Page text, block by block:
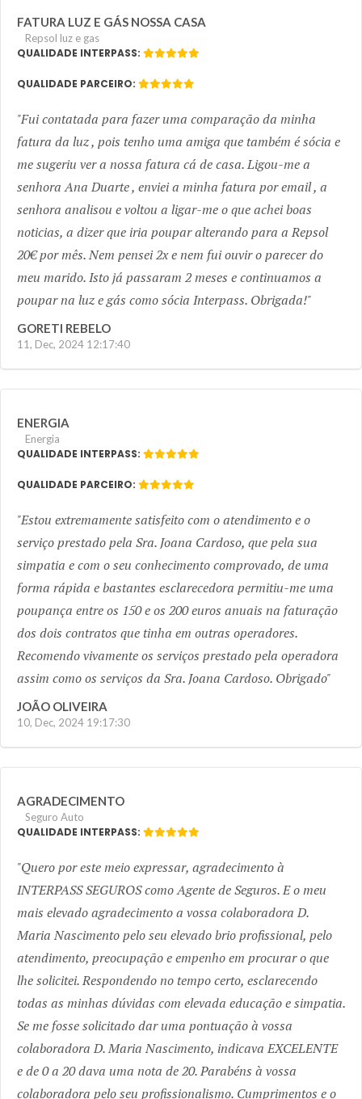
FATURA LUZ E GÁS NOSSA CASA
Repsol luz e gas
QUALIDADE INTERPASS:
QUALIDADE PARCEIRO:
Fui contatada para fazer uma comparação da minha
fatura da luz , pois tenho uma amiga que também é sócia e
me sugeriu ver a nossa fatura cá de casa. Ligou-me a
senhora Ana Duarte , enviei a minha fatura por email , a
senhora analisou e voltou a ligar-me o que achei boas
noticias, a dizer que iria poupar alterando para a Repsol
20€ por mês. Nem pensei 2x e nem fui ouvir o parecer do
meu marido. Isto já passaram 2 meses e continuamos a
poupar na luz e gás como sócia Interpass. Obrigada!
GORETI REBELO
11, Dec, 2024 12:17:40
ENERGIA
Energia
QUALIDADE INTERPASS:
QUALIDADE PARCEIRO:
Estou extremamente satisfeito com o atendimento e o
serviço prestado pela Sra. Joana Cardoso, que pela sua
simpatia e com o seu conhecimento comprovado, de uma
forma rápida e bastantes esclarecedora permitiu-me uma
poupança entre os 150 e os 200 euros anuais na faturação
dos dois contratos que tinha em outras operadores.
Recomendo vivamente os serviços prestado pela operadora
assim como os serviços da Sra. Joana Cardoso. Obrigado
JOÃO OLIVEIRA
10, Dec, 2024 19:17:30
AGRADECIMENTO
Seguro Auto
QUALIDADE INTERPASS:
Quero por este meio expressar, agradecimento à
INTERPASS SEGUROS como Agente de Seguros. E o meu
mais elevado agradecimento a vossa colaboradora D.
Maria Nascimento pelo seu elevado brio profissional, pelo
atendimento, preocupação e empenho em procurar o que
lhe solicitei. Respondendo no tempo certo, esclarecendo
todas as minhas dúvidas com elevada educação e simpatia.
Se me fosse solicitado dar uma pontuação à vossa
colaboradora D. Maria Nascimento, indicava EXCELENTE
e de 0 a 20 dava uma nota de 20. Parabéns à vossa
colaboradora pelo seu profissionalismo. Cumprimentos e o